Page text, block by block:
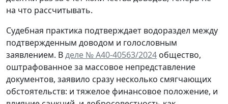
на что рассчитывать.
Судебная практика подтверждает водораздел между
подтвержденным доводом и голословным
заявлением. Вделе № А40-40563/2024 общество,
оштрафованное за массовое непредставление
документов, заявило сразу несколько смягчающих
обстоятельств: и тяжелое финансовое положение, и